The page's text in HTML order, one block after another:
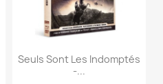
Seuls Sont Les Indomptés
-...